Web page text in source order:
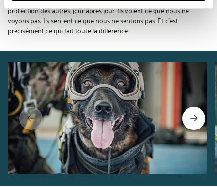
protection des autres, jour après jour. Ils voient ce que nous ne
voyons pas. Ils sentent ce que nous ne sentons pas. Et c’est
précisément ce qui fait toute la différence.